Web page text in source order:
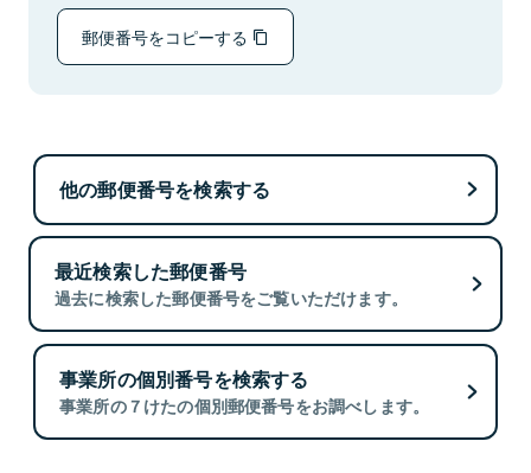
郵便番号をコピーする
他の郵便番号を検索する
最近検索した郵便番号
過去に検索した郵便番号をご覧いただけます。
事業所の個別番号を検索する
事業所の７けたの個別郵便番号をお調べします。